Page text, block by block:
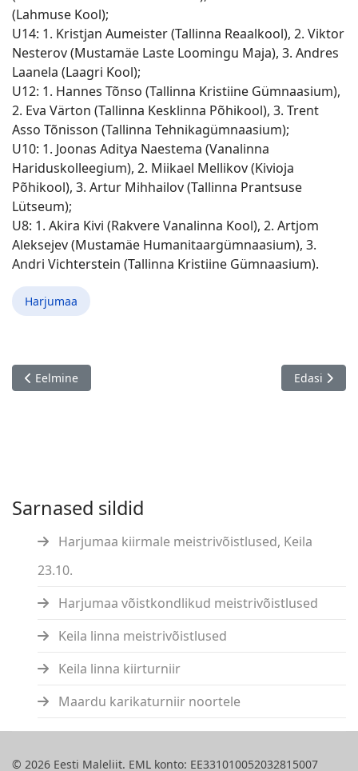
(Lahmuse Kool);
U14: 1. Kristjan Aumeister (Tallinna Reaalkool), 2. Viktor
Nesterov (Mustamäe Laste Loomingu Maja), 3. Andres
Laanela (Laagri Kool);
U12: 1. Hannes Tõnso (Tallinna Kristiine Gümnaasium),
2. Eva Värton (Tallinna Kesklinna Põhikool), 3. Trent
Asso Tõnisson (Tallinna Tehnikagümnaasium);
U10: 1. Joonas Aditya Naestema (Vanalinna
Hariduskolleegium), 2. Miikael Mellikov (Kivioja
Põhikool), 3. Artur Mihhailov (Tallinna Prantsuse
Lütseum);
U8: 1. Akira Kivi (Rakvere Vanalinna Kool), 2. Artjom
Aleksejev (Mustamäe Humanitaargümnaasium), 3.
Andri Vichterstein (Tallinna Kristiine Gümnaasium).
Harjumaa
Eelmine artikkel: Noorte kiirturniiride sarjas osales 236 last!
Eelmine Järgmine
Edasi
Sarnased sildid
Harjumaa kiirmale meistrivõistlused, Keila
23.10.
Harjumaa võistkondlikud meistrivõistlused
Keila linna meistrivõistlused
Keila linna kiirturniir
Maardu karikaturniir noortele
© 2026 Eesti Maleliit. EML konto: EE331010052032815007